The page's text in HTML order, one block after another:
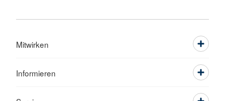
Mitwirken
Informieren